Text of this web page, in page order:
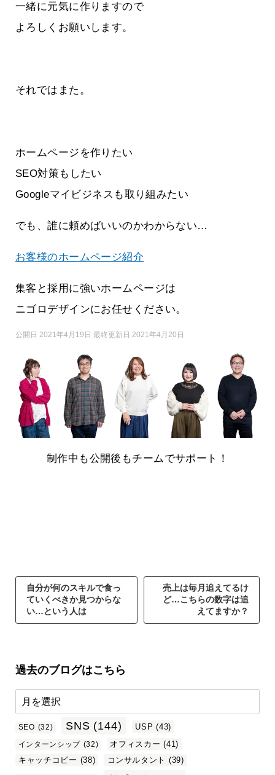
一緒に元気に作りますので
よろしくお願いします。
それではまた。
ホームページを作りたい
SEO対策もしたい
Googleマイビジネスも取り組みたい
でも、誰に頼めばいいのかわからない…
お客様のホームページ紹介
集客と採用に強いホームページは
ニゴロデザインにお任せください。
公開日 2021年4月19日 最終更新日 2021年4月20日
制作中も公開後もチームでサポート！
自分が何のスキルで食っ
ていくべきか見つからな
い…という人は
売上は毎月追えてるけ
ど…こちらの数字は追
えてますか？
過去のブログはこちら
SEO (32) SNS (144) USP (43)
インターンシップ (32) オフィスカー (41)
キャッチコピー (38) コンサルタント (39)